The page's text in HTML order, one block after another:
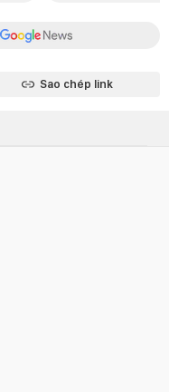
Sao chép link